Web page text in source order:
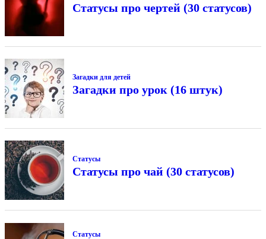
Статусы про чертей (30 статусов)
Загадки для детей
Загадки про урок (16 штук)
Статусы
Статусы про чай (30 статусов)
Статусы